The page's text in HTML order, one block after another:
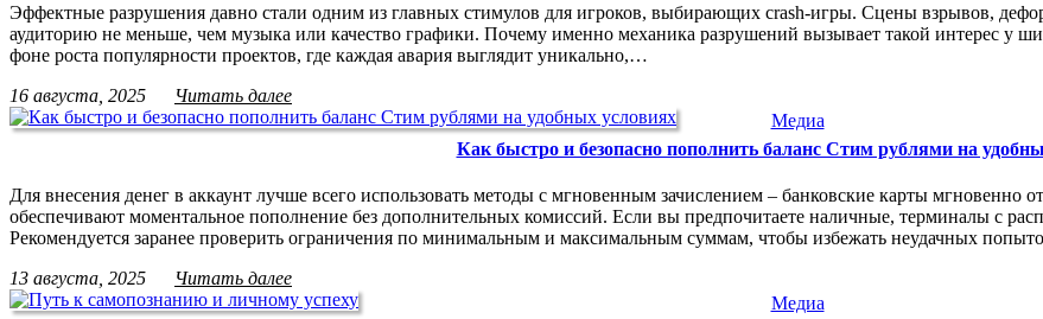
Эффектные разрушения давно стали одним из главных стимулов для игроков, выбирающих crash-игры. Сцены взрывов,
аудиторию не меньше, чем музыка или качество графики. Почему именно механика разрушений вызывает такой интерес у
фоне роста популярности проектов, где каждая авария выглядит уникально,…
16 августа, 2025
Читать далее
Медиа
Как быстро и безопасно пополнить баланс Стим рублями на
Для внесения денег в аккаунт лучше всего использовать методы с мгновенным зачислением – банковские карты
обеспечивают моментальное пополнение без дополнительных комиссий. Если вы предпочитаете наличные, терминалы с
Рекомендуется заранее проверить ограничения по минимальным и максимальным суммам, чтобы избежать неудачных
13 августа, 2025
Читать далее
Медиа